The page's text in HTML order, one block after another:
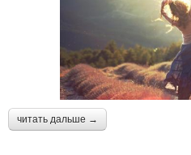
читать дальше →